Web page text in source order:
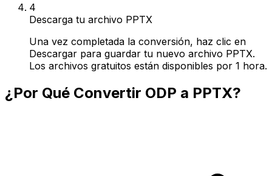
4
Descarga tu archivo PPTX
Una vez completada la conversión, haz clic en
Descargar para guardar tu nuevo archivo PPTX.
Los archivos gratuitos están disponibles por 1 hora.
¿Por Qué Convertir ODP a PPTX?